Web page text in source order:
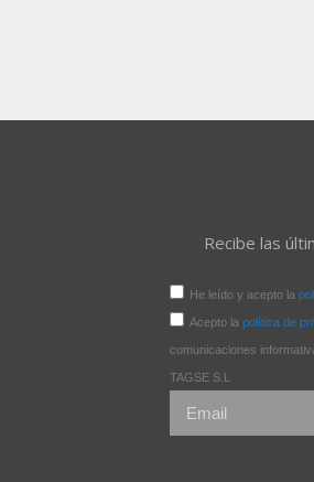
Recibe las
He leído y acepto la
Acepto la política de
comunicaciones
TAGSE S.L